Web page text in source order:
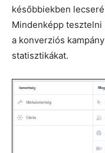
későbbiekben
Mindenképp
a konverziós
statisztikákat.